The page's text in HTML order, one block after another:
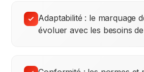
Adaptabilité : le marquage
évoluer avec les besoins